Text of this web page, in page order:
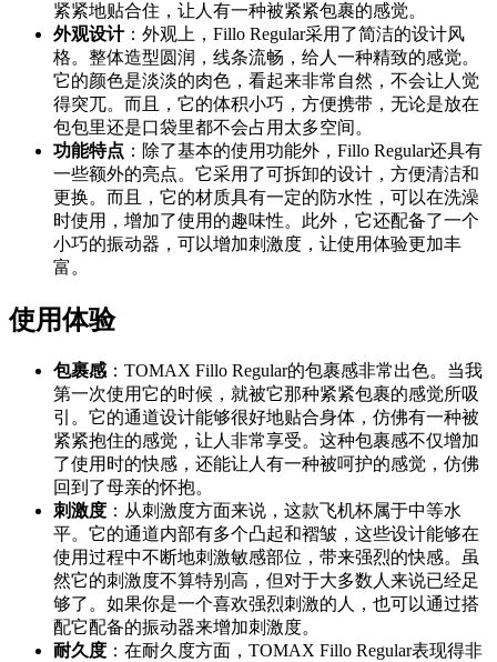
紧紧地贴合住，让人有一种被紧紧包裹的感觉。
外观设计：外观上，Fillo Regular采用了简洁的设计风
格。整体造型圆润，线条流畅，给人一种精致的感觉。
它的颜色是淡淡的肉色，看起来非常自然，不会让人觉
得突兀。而且，它的体积小巧，方便携带，无论是放在
包包里还是口袋里都不会占用太多空间。
功能特点 ：除了基本的使用功能外，Fillo Regular还具有
一些额外的亮点。它采用了可拆卸的设计，方便清洁和
更换。而且，它的材质具有一定的防水性，可以在洗澡
时使用，增加了使用的趣味性。此外，它还配备了一个
小巧的振动器，可以增加刺激度，让使用体验更加丰
富。
使用体验
包裹感 ：TOMAX Fillo Regular的包裹感非常出色。当我
第一次使用它的时候，就被它那种紧紧包裹的感觉所吸
引。它的通道设计能够很好地贴合身体，仿佛有一种被
紧紧抱住的感觉，让人非常享受。这种包裹感不仅增加
了使用时的快感，还能让人有一种被呵护的感觉，仿佛
回到了母亲的怀抱。
刺激度 ：从刺激度方面来说，这款飞机杯属于中等水
平。它的通道内部有多个凸起和褶皱，这些设计能够在
使用过程中不断地刺激敏感部位，带来强烈的快感。虽
然它的刺激度不算特别高，但对于大多数人来说已经足
够了。如果你是一个喜欢强烈刺激的人，也可以通过搭
配它配备的振动器来增加刺激度。
耐久度 ：在耐久度方面，TOMAX Fillo Regular表现得非